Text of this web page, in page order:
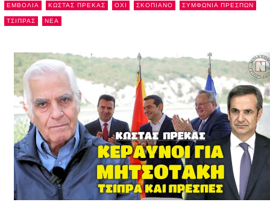
ΕΜΒΟΛΙΑ ΚΩΣΤΑΣ ΠΡΕΚΑΣ ΟΧΙ ΣΚΟΠΙΑΝΟ ΣΥΜΦΩΝΙΑ ΠΡΕΣΠΩΝ
ΤΣΙΠΡΑΣ NEA